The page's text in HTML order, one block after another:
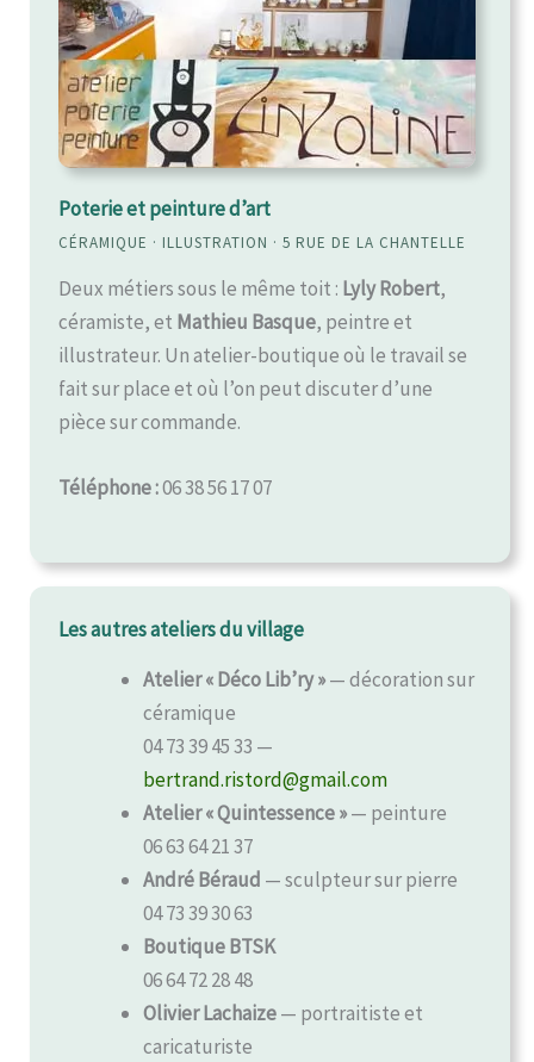
Poterie et peinture d’art
CÉRAMIQUE · ILLUSTRATION · 5 RUE DE LA CHANTELLE
Deux métiers sous le même toit : Lyly Robert,
céramiste, et Mathieu Basque, peintre et
illustrateur. Un atelier-boutique où le travail se
fait sur place et où l’on peut discuter d’une
pièce sur commande.
Téléphone :06 38 56 17 07
Les autres ateliers du village
Atelier « Déco Lib’ry »— décoration sur
céramique
04 73 39 45 33 —
bertrand.ristord@gmail.com
Atelier « Quintessence »— peinture
06 63 64 21 37
André Béraud — sculpteur sur pierre
04 73 39 30 63
Boutique BTSK
06 64 72 28 48
Olivier Lachaize— portraitiste et
caricaturiste